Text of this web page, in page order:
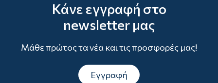
Κάνε εγγραφή στο
newsletter μας
Μάθε πρώτος τα νέα και τις προσφορές μας!
Εγγραφή